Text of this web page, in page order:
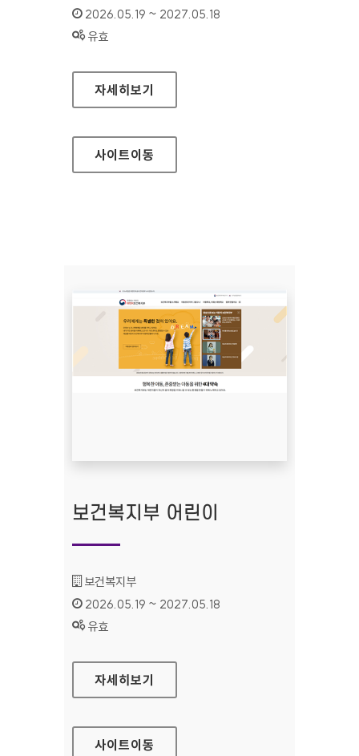
인증기간 :
2026.05.19 ~ 2027.05.18
상태 :
유효
시흥도시공사 대표
자세히보기
사이트이동
보건복지부 어린이
기관명 :
보건복지부
인증기간 :
2026.05.19 ~ 2027.05.18
상태 :
유효
보건복지부 어린이
자세히보기
사이트이동